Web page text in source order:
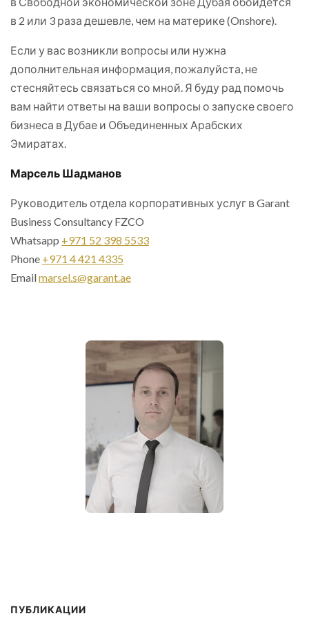
в 2 или 3 раза дешевле, чем на материке (Onshore).
Если у вас возникли вопросы или нужна
дополнительная информация, пожалуйста, не
стесняйтесь связаться со мной. Я буду рад помочь
вам найти ответы на ваши вопросы о запуске своего
бизнеса в Дубае и Объединенных Арабских
Эмиратах.
Марсель Шадманов
Руководитель отдела корпоративных услуг в Garant
Business Consultancy FZCO
Whatsapp +971 52 398 5533
Phone +971 4 421 4335
Emailmarsel.s@garant.ae
ПУБЛИКАЦИИ